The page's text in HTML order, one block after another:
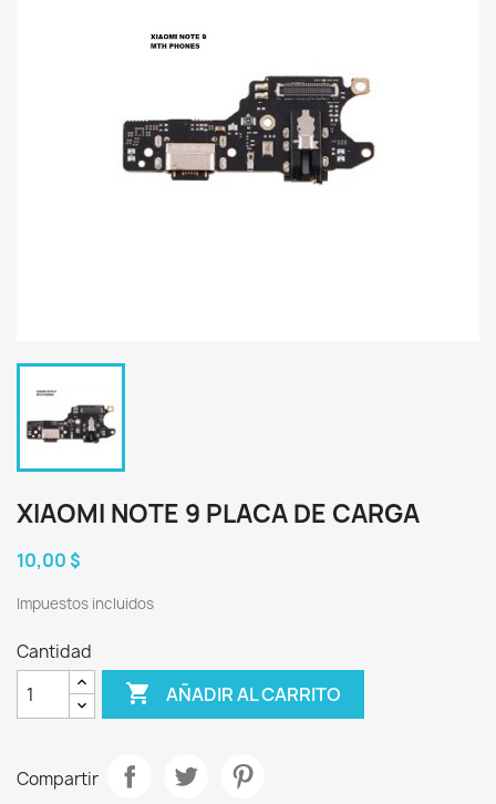
XIAOMI NOTE 9 PLACA DE CARGA
10,00 $
Impuestos incluidos
Cantidad
 AÑADIR AL CARRITO
Compartir